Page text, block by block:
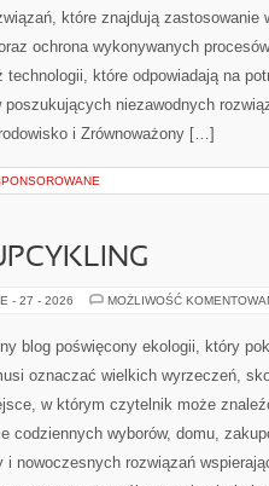
które znajdują
ochrona wykonywanych
technologii, które odpowiadają na
poszukujących niezawodnych
i Zrównoważony […]
- 27 - 2026 MOŻLIWOŚĆ
blog poświęcony ekologii, który
oznaczać wielkich wyrzeczeń,
w którym czytelnik może
codziennych wyborów, domu,
i nowoczesnych rozwiązań